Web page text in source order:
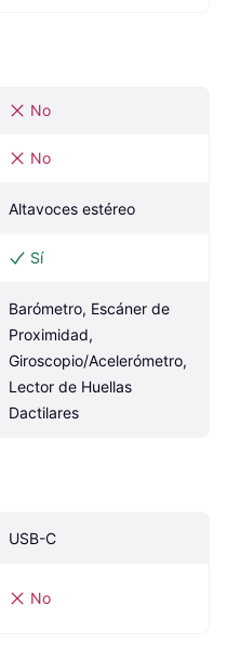
No
No
Altavoces estéreo
Sí
Barómetro, Escáner de
Proximidad,
Giroscopio/Acelerómetro,
Lector de Huellas
Dactilares
USB-C
No